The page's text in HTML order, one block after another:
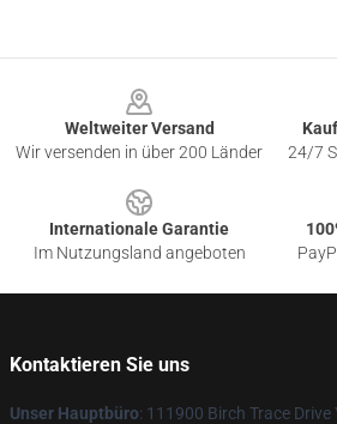
Weltweiter Versand
Wir versenden in über 200 Länder
24/7
Internationale Garantie
Im Nutzungsland angeboten
Kontaktieren Sie uns
Unser Hauptbüro: 111900 Birch Trace